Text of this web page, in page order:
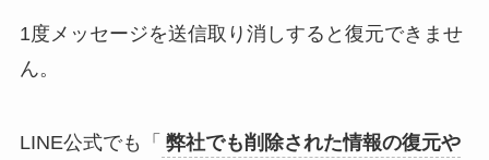
1度メッセージを送信取り消しすると復元できませ
ん。
LINE公式でも「 弊社でも削除された情報の復元や